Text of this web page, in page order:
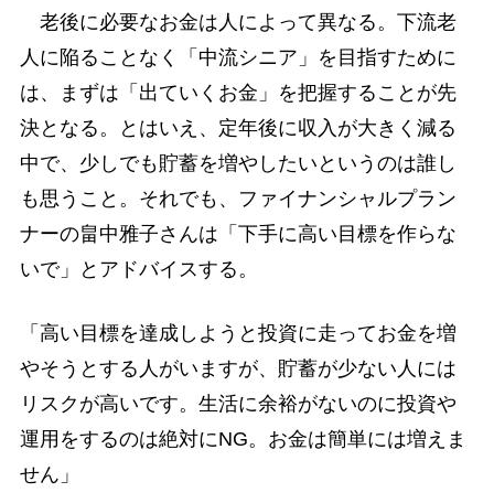
老後に必要なお金は人によって異なる。下流老
人に陥ることなく「中流シニア」を目指すために
は、まずは「出ていくお金」を把握することが先
決となる。とはいえ、定年後に収入が大きく減る
中で、少しでも貯蓄を増やしたいというのは誰し
も思うこと。それでも、ファイナンシャルプラン
ナーの畠中雅子さんは「下手に高い目標を作らな
いで」とアドバイスする。
「高い目標を達成しようと投資に走ってお金を増
やそうとする人がいますが、貯蓄が少ない人には
リスクが高いです。生活に余裕がないのに投資や
運用をするのは絶対にNG。お金は簡単には増えま
せん」